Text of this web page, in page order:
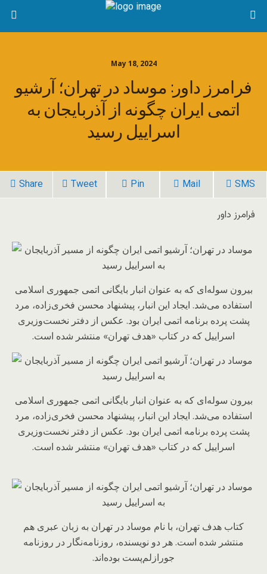
May 18, 2024
فرامرز داور: موساد در تهران؛ آرشیو
اتمی ایران چگونه از آذربایجان به
اسراییل رسید
Share Tweet Pin Mail SMS
فرامرز داور
بیرون سوله‌ای که به عنوان انبار بایگانی اتمی جمهوری اسلامی
استفاده می‌شد. ایجاد این انبار، پیشنهاد محسن فخری‌زاده، مرد
پشت پرده برنامه اتمی ایران بود. عکس از دفتر نخست‌وزیری
اسراییل که در کتاب «هدف تهران» منتشر شده است.
بیرون سوله‌ای که به عنوان انبار بایگانی اتمی جمهوری اسلامی
استفاده می‌شد. ایجاد این انبار، پیشنهاد محسن فخری‌زاده، مرد
پشت پرده برنامه اتمی ایران بود. عکس از دفتر نخست‌وزیری
اسراییل که در کتاب «هدف تهران» منتشر شده است.
کتاب هدف تهران، با نام موساد در تهران به زبان عبری هم
منتشر شده است. هر دو نویسنده، روزنامه‌نگار در روزنامه
جورازلم‌پست بوده‌اند.